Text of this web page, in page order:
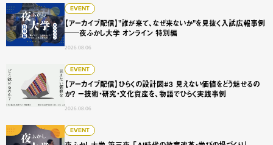
EVENT
【アーカイブ配信】"誰が来て、なぜ来ないか"を見抜く入試広報事例
──夜ふかし大学 オンライン 特別編
2026.08.06
【アーカイブ配信】"誰が来て、なぜ来ないか"を見抜く入
EVENT
【アーカイブ配信】ひらくの設計図#3 見えない価値をどう魅せるの
か？ ー技術・研究・文化資産を、物語でひらく実践事例
2026.08.06
【アーカイブ配信】ひらくの設計図#3 見えない価値をどう
EVENT
夜ふかし大学 第三夜 「AI時代の教育改革・学びの場づくり」